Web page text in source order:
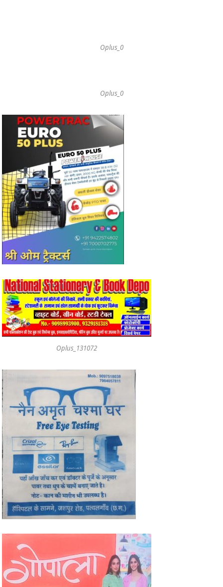
Oplus_0
Oplus_0
Oplus_131072